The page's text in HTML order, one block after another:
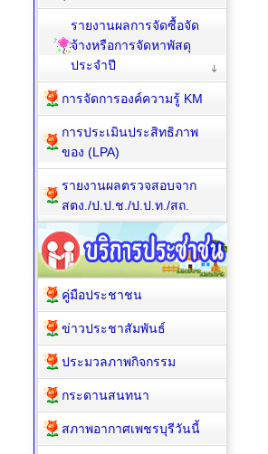
รายงานผลการจัดซื้อจัด
จ้างหรือการจัดหาพัสดุ
ประจำปี
การจัดการองค์ความรู้ KM
การประเมินประสิทธิภาพ
ของ (LPA)
รายงานผลตรวจสอบจาก
สตง./ป.ป.ช./ป.ป.ท./สถ.
คู่มือประชาชน
ข่าวประชาสัมพันธ์
ประมวลภาพกิจกรรม
กระดานสนทนา
สภาพอากาศเพชรบุรีวันนี้